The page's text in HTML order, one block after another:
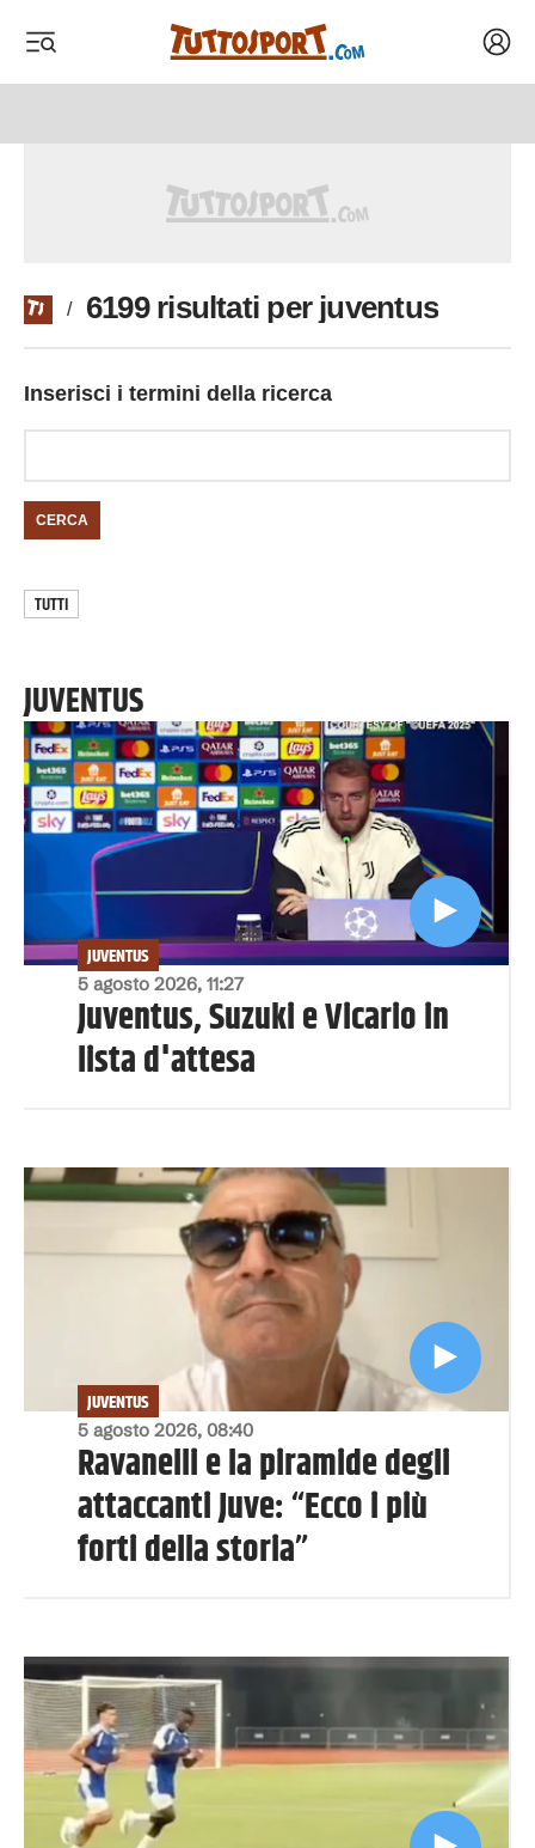
/ 6199 risultati per juventus
Inserisci i termini della ricerca
CERCA
TUTTI
JUVENTUS
5 agosto 2026, 11:27
JUVENTUS
Juventus, Suzuki e Vicario in
lista d'attesa
5 agosto 2026, 08:40
JUVENTUS
Ravanelli e la piramide degli
attaccanti Juve: “Ecco i più
forti della storia”